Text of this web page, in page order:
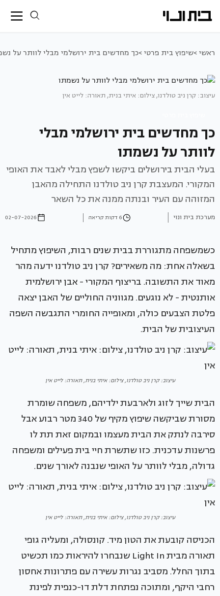
ראשי >שיפוץ בית פרטי >כך מחדשים בית ירושלמי מבלי לוותר על
עיצוב: קרן ניב טולדנו, צילום: איתי בנית, תאורה: לייט אין
כך מחדשים בית ירושלמי מבלי
לוותר על נשמתו
בעלי הבית בירושלים ביקשו לשפץ מבלי לאבד את האופי
המקורי. המעצבת קרן ניב טולדנו התחילה מהאבן
המזוהה עם העיר ובנתה ממנה את כל השאר
מערכת בית ונוי 6 דקות קריאה 02-07-2026
כשמשפחה מתגוררת בבית שנים רבות, השיפוץ מתחיל
בשאלה אחת: מה משאירים? קרן ניב טולדנו ידעה מהר
מאוד את התשובה. בריצוף המקורי - אבן ירושלמית
אותנטית - לא נוגעים. מגווניה החוליים של האבן יצאה
פלטת הצבעים כולה, ומאופייה החומרי התגבשה השפה
העיצובית של הבית.
עיצוב: קרן ניב טולדנו, צילום: איתי בנית, תאורה: לייט אין
הבית שייך לזוג ולארבעת ילדיהם, משפחה שומרת
מסורת שביקשה שיפוץ מקיף של 340 מטר רבוע אבל
סירבה לנתק את הבית מעצמו ובמקום זאת תת לו
פרשנות עדכנית. כזו שתשרת חיי בית פעילים ומשפחה
גדולה, מבלי לוותר על האופי שנבנה לאורך שנים.
עיצוב: קרן ניב טולדנו, צילום: איתי בנית, תאורה: לייט אין
הכניסה קובעת את הטון מיד. קונסולה, ומעליה גופי
תאורה מבית Light In שנבחרו להיראות כמו תכשיט
בתוך החלל. מסביב נגרות עשירה עם פתרונות אחסון
רחבי היקף, ומתוכה נפתחת דלת דו-כנפית לפינת